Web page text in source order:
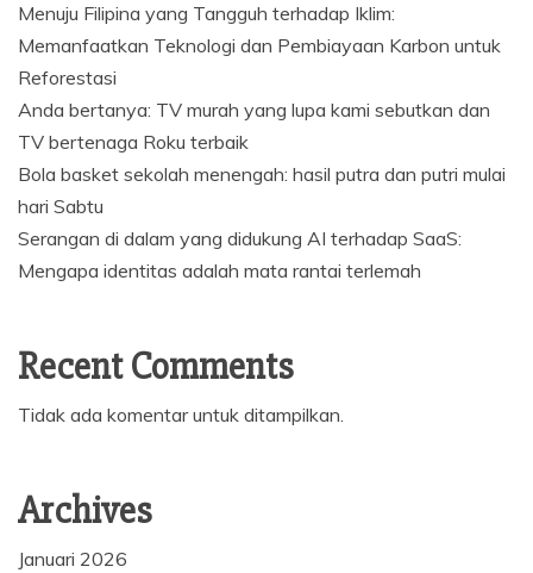
Menuju Filipina yang Tangguh terhadap Iklim:
Memanfaatkan Teknologi dan Pembiayaan Karbon untuk
Reforestasi
Anda bertanya: TV murah yang lupa kami sebutkan dan
TV bertenaga Roku terbaik
Bola basket sekolah menengah: hasil putra dan putri mulai
hari Sabtu
Serangan di dalam yang didukung AI terhadap SaaS:
Mengapa identitas adalah mata rantai terlemah
Recent Comments
Tidak ada komentar untuk ditampilkan.
Archives
Januari 2026